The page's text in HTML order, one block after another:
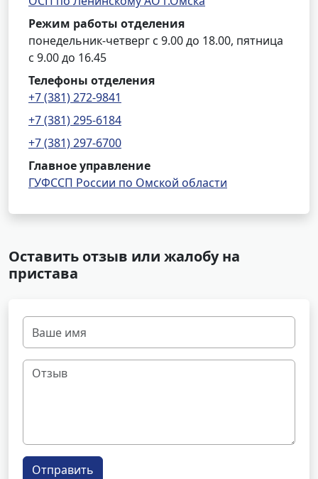
Режим работы отделения
понедельник-четверг с 9.00 до 18.00, пятница
с 9.00 до 16.45
Телефоны отделения
+7 (381) 272-9841
+7 (381) 295-6184
+7 (381) 297-6700
Главное управление
ГУФССП России по Омской области
Оставить отзыв или жалобу на
пристава
Отправить